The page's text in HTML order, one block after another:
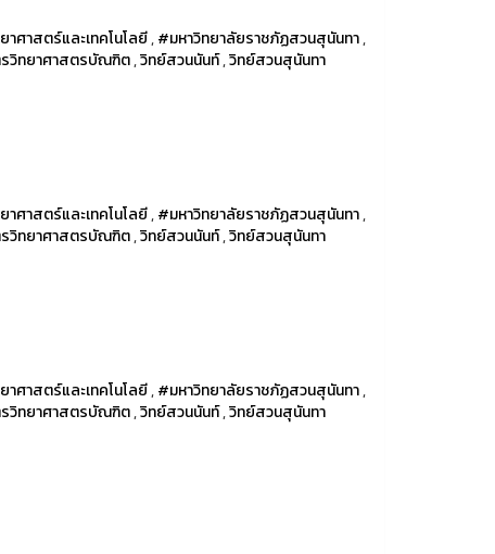
ศาสตร์และเทคโนโลยี,#มหาวิทยาลัยราชภัฏสวนสุนันทา,
วิทยาศาสตรบัณฑิต,วิทย์สวนนันท์,วิทย์สวนสุนันทา
ศาสตร์และเทคโนโลยี,#มหาวิทยาลัยราชภัฏสวนสุนันทา,
วิทยาศาสตรบัณฑิต,วิทย์สวนนันท์,วิทย์สวนสุนันทา
ศาสตร์และเทคโนโลยี,#มหาวิทยาลัยราชภัฏสวนสุนันทา,
วิทยาศาสตรบัณฑิต,วิทย์สวนนันท์,วิทย์สวนสุนันทา